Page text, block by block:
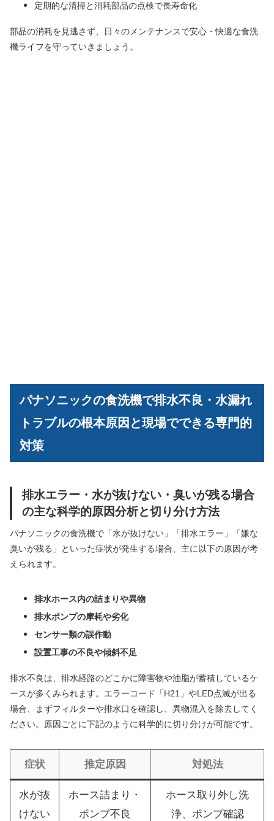
定期的な清掃と消耗部品の点検で長寿命化
部品の消耗を見逃さず、日々のメンテナンスで安心・快適な食洗
機ライフを守っていきましょう。
パナソニックの食洗機で排水不良・水漏れ
トラブルの根本原因と現場でできる専門的
対策
排水エラー・水が抜けない・臭いが残る場合
の主な科学的原因分析と切り分け方法
パナソニックの食洗機で「水が抜けない」「排水エラー」「嫌な
臭いが残る」といった症状が発生する場合、主に以下の原因が考
えられます。
排水ホース内の詰まりや異物
排水ポンプの摩耗や劣化
センサー類の誤作動
設置工事の不良や傾斜不足
排水不良は、排水経路のどこかに障害物や油脂が蓄積しているケ
ースが多くみられます。エラーコード「H21」やLED点滅が出る
場合、まずフィルターや排水口を確認し、異物混入を除去してく
ださい。原因ごとに下記のように科学的に切り分けが可能です。
症状 推定原因 対処法
水が抜
けない
ホース詰まり・
ポンプ不良
ホース取り外し洗
浄、ポンプ確認